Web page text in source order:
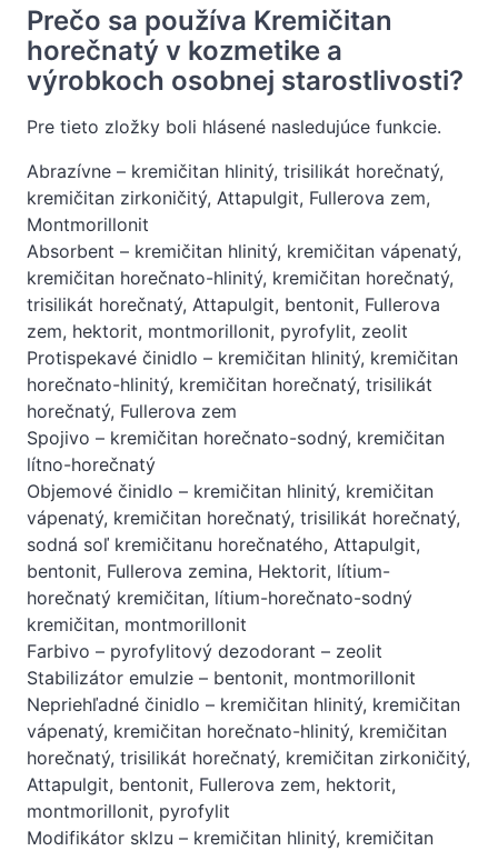
Prečo sa používa Kremičitan
horečnatý v kozmetike a
výrobkoch osobnej starostlivosti?
Pre tieto zložky boli hlásené nasledujúce funkcie.
Abrazívne – kremičitan hlinitý, trisilikát horečnatý,
kremičitan zirkoničitý, Attapulgit, Fullerova zem,
Montmorillonit
Absorbent – kremičitan hlinitý, kremičitan vápenatý,
kremičitan horečnato-hlinitý, kremičitan horečnatý,
trisilikát horečnatý, Attapulgit, bentonit, Fullerova
zem, hektorit, montmorillonit, pyrofylit, zeolit
Protispekavé činidlo – kremičitan hlinitý, kremičitan
horečnato-hlinitý, kremičitan horečnatý, trisilikát
horečnatý, Fullerova zem
Spojivo – kremičitan horečnato-sodný, kremičitan
lítno-horečnatý
Objemové činidlo – kremičitan hlinitý, kremičitan
vápenatý, kremičitan horečnatý, trisilikát horečnatý,
sodná soľ kremičitanu horečnatého, Attapulgit,
bentonit, Fullerova zemina, Hektorit, lítium-
horečnatý kremičitan, lítium-horečnato-sodný
kremičitan, montmorillonit
Farbivo – pyrofylitový dezodorant – zeolit
Stabilizátor emulzie – bentonit, montmorillonit
Nepriehľadné činidlo – kremičitan hlinitý, kremičitan
vápenatý, kremičitan horečnato-hlinitý, kremičitan
horečnatý, trisilikát horečnatý, kremičitan zirkoničitý,
Attapulgit, bentonit, Fullerova zem, hektorit,
montmorillonit, pyrofylit
Modifikátor sklzu – kremičitan hlinitý, kremičitan